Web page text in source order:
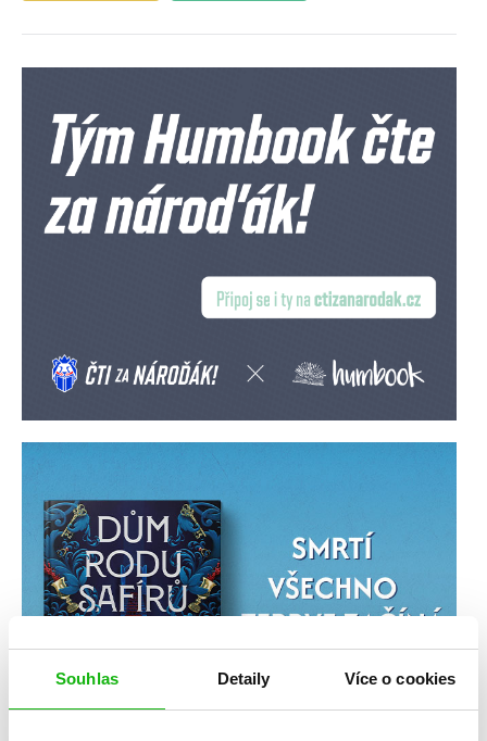
Souhlas Detaily Více o cookies